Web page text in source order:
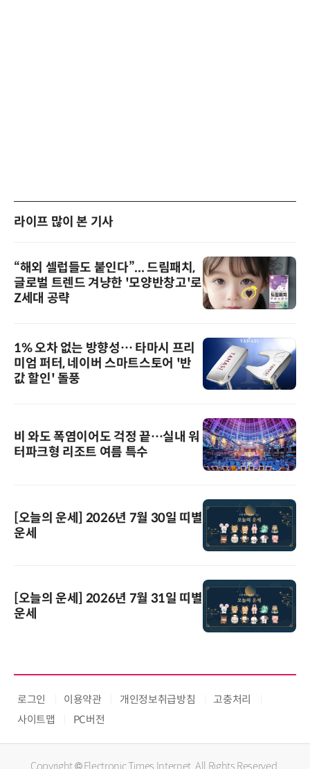
라이프 많이 본 기사
“해외 셀럽들도 붙인다”... 드림패치,
글로벌 트렌드 겨냥한 '모양반창고'로
Z세대 공략
1% 오차 없는 방향성… 타마시 프리
미엄 퍼터, 네이버 스마트스토어 '반
값 할인' 돌풍
비 와도 폭염이어도 걱정 끝…실내 워
터파크형 리조트 여름 특수
[오늘의 운세] 2026년 7월 30일 띠별
운세
[오늘의 운세] 2026년 7월 31일 띠별
운세
로그인 이용약관 개인정보취급방침
고충처리
사이트맵
PC버전
Copyright © Electronic Times Internet. All Rights Reserved.